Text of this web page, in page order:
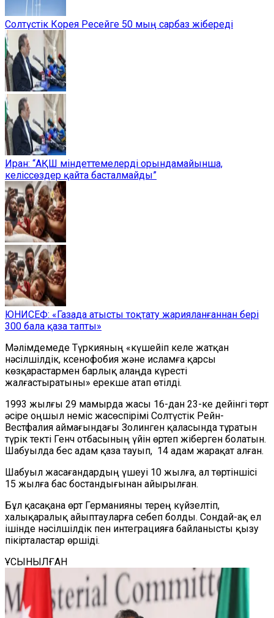
Солтүстік Корея Ресейге 50 мың сарбаз жібереді
Иран: “АҚШ міндеттемелерді орындамайынша,
келіссөздер қайта басталмайды”
ЮНИСЕФ: «Газада атысты тоқтату жарияланғаннан бері
300 бала қаза тапты»
Мәлімдемеде Түркияның «күшейіп келе жатқан
нәсілшілдік, ксенофобия және исламға қарсы
көзқарастармен барлық алаңда күресті
жалғастыратыны» ерекше атап өтілді.
1993 жылғы 29 мамырда жасы 16-дан 23-ке дейінгі төрт
әсіре оңшыл неміс жасөспірімі Солтүстік Рейн-
Вестфалия аймағындағы Золинген қаласында тұратын
түрік текті Генч отбасының үйін өртеп жіберген болатын.
Шабуылда бес адам қаза тауып, 14 адам жарақат алған.
Шабуыл жасағандардың үшеуі 10 жылға, ал төртіншісі
15 жылға бас бостандығынан айырылған.
Бұл қасақана өрт Германияны терең күйзелтіп,
халықаралық айыптауларға себеп болды. Сондай-ақ ел
ішінде нәсілшілдік пен интеграцияға байланысты қызу
пікірталастар өршіді.
ҰСЫНЫЛҒАН